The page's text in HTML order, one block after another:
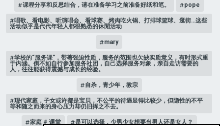
课程分享和反思结合，请在准备学习之前准备好纸和笔。 pope
唱歌、看电影、听演唱会、看球赛、烤肉吃火锅、打排球篮球、逛街…这些
活动似乎是代代年轻人都很熟悉的休閒活动
mary
学校的“服务课”，带著强迫性质，服务的范围也欠缺实质意义，有时形式重
于内涵。倒不如自行参加服务社团，自己选择服务对象，亲自走访需要的
人，往往能获得震撼与成长的经验。
自杀，青少年，教宗
现代家庭，子女或许都是宝贝，不公平的待遇显得比较少，但隐性的不平
等和随之而来的身心压力却仍旧挥之不去。
家庭 # 课堂 是可以选择，少男少女想要当男人还是女人？